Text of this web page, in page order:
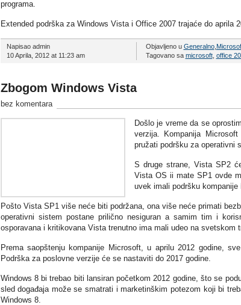
programa.
Extended podrška za Windows Vista i Office 2007 trajaće do aprila
Napisao admin
10 Aprila, 2012 at 11:23 am
Objavljeno u Generalno,
Tagovano sa microsoft, office
Zbogom Windows Vista
bez komentara
Došlo je vreme da se
verzija. Kompanija
pružati podršku za operativni
S druge strane, Vista SP2
Vista OS ii mate SP1 ovde
uvek imali podršku kompanije
Pošto Vista SP1 više neće biti podržana, ona više neće primati
operativni sistem postane prilično nesiguran a samim tim i
osporavana i kritikovana Vista trenutno ima mali udeo na svetskom
Prema saopštenju kompanije Microsoft, u aprilu 2012 godine,
Podrška za poslovne verzije će se nastaviti do 2017 godine.
Windows 8 bi trebao biti lansiran početkom 2012 godine, što se
sled događaja može se smatrati i marketinškim potezom koji bi
Windows 8.